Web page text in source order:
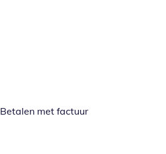
Betalen met factuur